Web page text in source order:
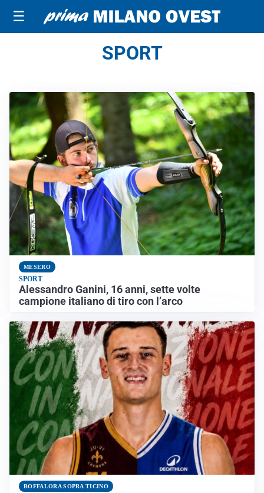
☰
SPORT
MESERO
SPORT
Alessandro Ganini, 16 anni, sette volte
campione italiano di tiro con l’arco
BOFFALORA SOPRA TICINO